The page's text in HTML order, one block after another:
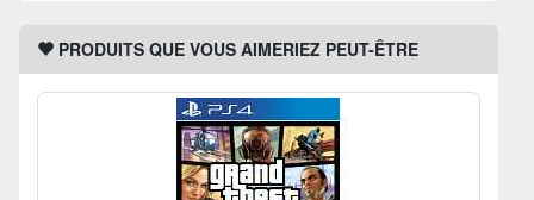
PRODUITS QUE VOUS AIMERIEZ PEUT-ÊTRE